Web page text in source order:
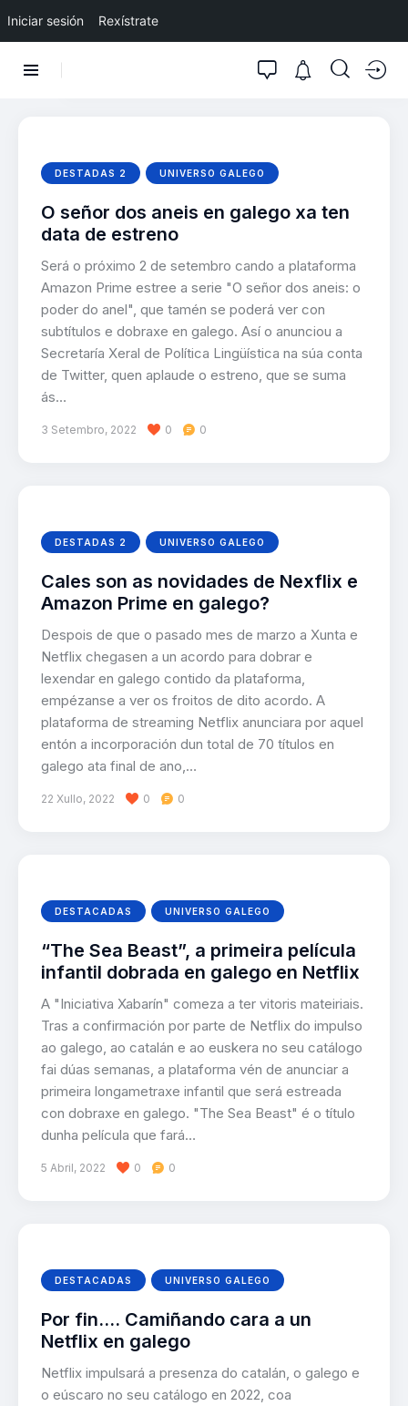
Iniciar sesión Rexístrate
DESTADAS 2 UNIVERSO GALEGO
O señor dos aneis en galego xa ten
data de estreno
Será o próximo 2 de setembro cando a plataforma
Amazon Prime estree a serie "O señor dos aneis: o
poder do anel", que tamén se poderá ver con
subtítulos e dobraxe en galego. Así o anunciou a
Secretaría Xeral de Política Lingüística na súa conta
de Twitter, quen aplaude o estreno, que se suma
ás…
3 Setembro, 2022 0 0
DESTADAS 2 UNIVERSO GALEGO
Cales son as novidades de Nexflix e
Amazon Prime en galego?
Despois de que o pasado mes de marzo a Xunta e
Netflix chegasen a un acordo para dobrar e
lexendar en galego contido da plataforma,
empézanse a ver os froitos de dito acordo. A
plataforma de streaming Netflix anunciara por aquel
entón a incorporación dun total de 70 títulos en
galego ata final de ano,…
22 Xullo, 2022 0 0
DESTACADAS UNIVERSO GALEGO
“The Sea Beast”, a primeira película
infantil dobrada en galego en Netflix
A "Iniciativa Xabarín" comeza a ter vitoris mateiriais.
Tras a confirmación por parte de Netflix do impulso
ao galego, ao catalán e ao euskera no seu catálogo
fai dúas semanas, a plataforma vén de anunciar a
primeira longametraxe infantil que será estreada
con dobraxe en galego. "The Sea Beast" é o título
dunha película que fará…
5 Abril, 2022 0 0
DESTACADAS UNIVERSO GALEGO
Por fin…. Camiñando cara a un
Netflix en galego
Netflix impulsará a presenza do catalán, o galego e
o eúscaro no seu catálogo en 2022, coa